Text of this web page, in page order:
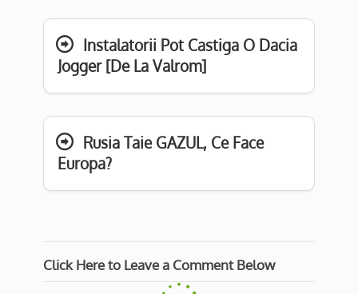
Instalatorii Pot Castiga O Dacia
Jogger [De La Valrom]
Rusia Taie GAZUL, Ce Face
Europa?
Click Here to Leave a Comment Below